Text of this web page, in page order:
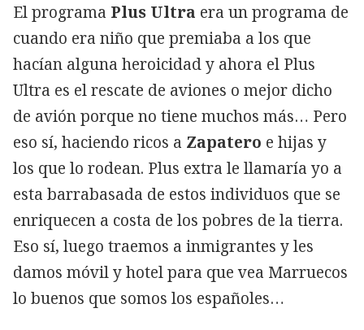
El programa Plus Ultra era un programa de
cuando era niño que premiaba a los que
hacían alguna heroicidad y ahora el Plus
Ultra es el rescate de aviones o mejor dicho
de avión porque no tiene muchos más… Pero
eso sí, haciendo ricos a Zapatero e hijas y
los que lo rodean. Plus extra le llamaría yo a
esta barrabasada de estos individuos que se
enriquecen a costa de los pobres de la tierra.
Eso sí, luego traemos a inmigrantes y les
damos móvil y hotel para que vea Marruecos
lo buenos que somos los españoles…